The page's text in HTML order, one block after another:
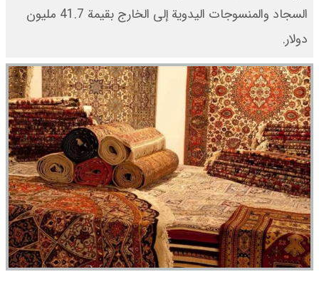
السجاد والمنسوجات اليدوية إلى الخارج بقيمة 41.7 مليون
دولار.